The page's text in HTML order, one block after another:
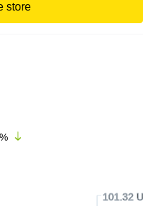
store
%
101.32